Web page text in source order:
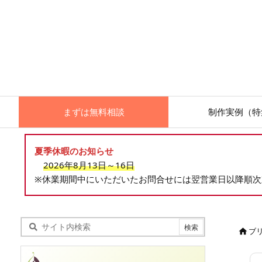
まずは無料相談 制作実例（
夏季休暇のお知らせ
2026年8月13日～16日
※休業期間中にいただいたお問合せには翌営業日以降順
ブ